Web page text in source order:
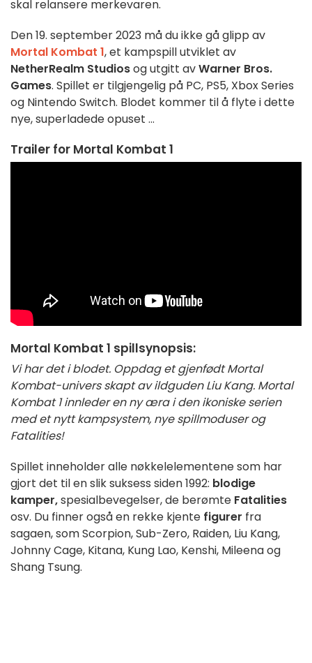
skal relansere merkevaren.
Den 19. september 2023 må du ikke gå glipp av
Mortal Kombat 1, et kampspill utviklet av
NetherRealm Studiosog utgitt avWarner Bros.
Games. Spillet er tilgjengelig på PC, PS5, Xbox Series
og Nintendo Switch. Blodet kommer til å flyte i dette
nye, superladede opuset ...
Trailer for Mortal Kombat 1
Mortal Kombat 1 spillsynopsis:
Vi har det i blodet. Oppdag et gjenfødt Mortal
Kombat-univers skapt av ildguden Liu Kang. Mortal
Kombat 1 innleder en ny æra i den ikoniske serien
med et nytt kampsystem, nye spillmoduser og
Fatalities!
Spillet inneholder alle nøkkelelementene som har
gjort det til en slik suksess siden 1992: blodige
kamper,spesialbevegelser, de berømte Fatalities
osv. Du finner også en rekke kjente figurer fra
sagaen, som Scorpion, Sub-Zero, Raiden, Liu Kang,
Johnny Cage, Kitana, Kung Lao, Kenshi, Mileena og
Shang Tsung.